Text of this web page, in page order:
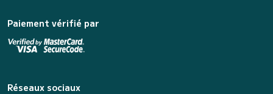
Paiement vérifié par
Réseaux sociaux